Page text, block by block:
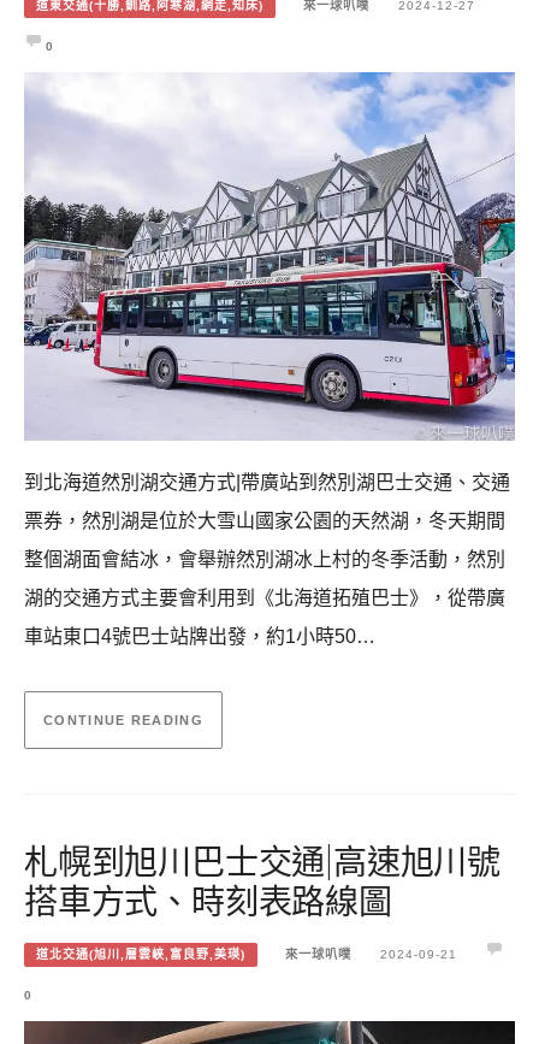
道東交通(十勝,釧路,阿寒湖,網走,知床) 來一球叭噗 2024-12-27
0
到北海道然別湖交通方式|帶廣站到然別湖巴士交通、交通
票券，然別湖是位於大雪山國家公園的天然湖，冬天期間
整個湖面會結冰，會舉辦然別湖冰上村的冬季活動，然別
湖的交通方式主要會利用到《北海道拓殖巴士》，從帶廣
車站東口4號巴士站牌出發，約1小時50…
CONTINUE READING
札幌到旭川巴士交通|高速旭川號
搭車方式、時刻表路線圖
道北交通(旭川,層雲峽,富良野,美瑛) 來一球叭噗 2024-09-21
0